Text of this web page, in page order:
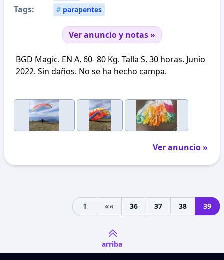
Tags: # parapentes
Ver anuncio y notas »
BGD Magic. EN A. 60- 80 Kg. Talla S. 30 horas. Junio
2022. Sin daños. No se ha hecho campa.
Ver anuncio »
1 Previous
«« 36 37 38 39
arriba